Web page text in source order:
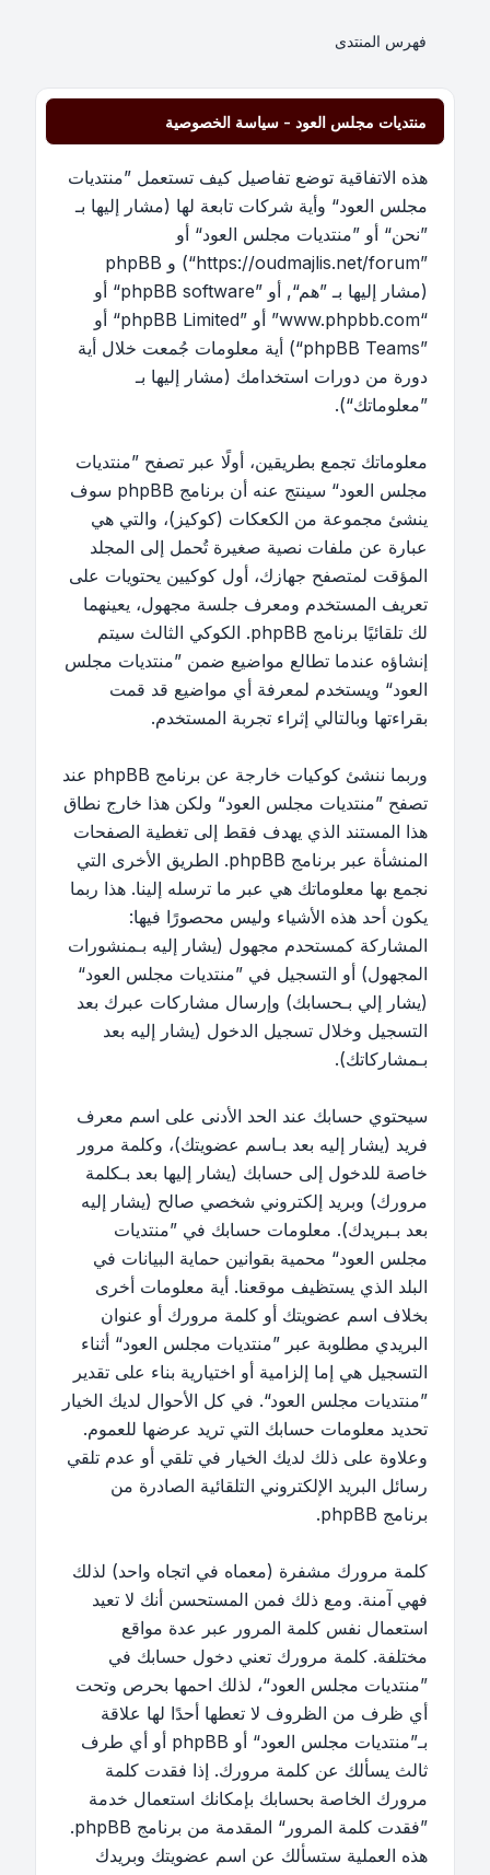
فهرس المنتدى
منتديات مجلس العود - سياسة الخصوصية
هذه الاتفاقية توضع تفاصيل كيف تستعمل ”منتديات
مجلس العود“ وأية شركات تابعة لها (مشار إليها بـ
”نحن“ أو ”منتديات مجلس العود“ أو
”https://oudmajlis.net/forum“) و phpBB
(مشار إليها بـ ”هم“, أو ”phpBB software“ أو
“www.phpbb.com” أو ”phpBB Limited“ أو
”phpBB Teams“) أية معلومات جُمعت خلال أية
دورة من دورات استخدامك (مشار إليها بـ
”معلوماتك“).
معلوماتك تجمع بطريقين، أولًا عبر تصفح ”منتديات
مجلس العود“ سينتج عنه أن برنامج phpBB سوف
ينشئ مجموعة من الكعكات (كوكيز)، والتي هي
عبارة عن ملفات نصية صغيرة تُحمل إلى المجلد
المؤقت لمتصفح جهازك، أول كوكيين يحتويات على
تعريف المستخدم ومعرف جلسة مجهول، يعينهما
لك تلقائيًا برنامج phpBB. الكوكي الثالث سيتم
إنشاؤه عندما تطالع مواضيع ضمن ”منتديات مجلس
العود“ ويستخدم لمعرفة أي مواضيع قد قمت
بقراءتها وبالتالي إثراء تجربة المستخدم.
وربما ننشئ كوكيات خارجة عن برنامج phpBB عند
تصفح ”منتديات مجلس العود“ ولكن هذا خارج نطاق
هذا المستند الذي يهدف فقط إلى تغطية الصفحات
المنشأة عبر برنامج phpBB. الطريق الأخرى التي
نجمع بها معلوماتك هي عبر ما ترسله إلينا. هذا ربما
يكون أحد هذه الأشياء وليس محصورًا فيها:
المشاركة كمستحدم مجهول (يشار إليه بـمنشورات
المجهول) أو التسجيل في ”منتديات مجلس العود“
(يشار إلي بـحسابك) وإرسال مشاركات عبرك بعد
التسجيل وخلال تسجيل الدخول (يشار إليه بعد
بـمشاركاتك).
سيحتوي حسابك عند الحد الأدنى على اسم معرف
فريد (يشار إليه بعد بـاسم عضويتك)، وكلمة مرور
خاصة للدخول إلى حسابك (يشار إليها بعد بـكلمة
مرورك) وبريد إلكتروني شخصي صالح (يشار إليه
بعد بـبريدك). معلومات حسابك في ”منتديات
مجلس العود“ محمية بقوانين حماية البيانات في
البلد الذي يستظيف موقعنا. أية معلومات أخرى
بخلاف اسم عضويتك أو كلمة مرورك أو عنوان
البريدي مطلوبة عبر ”منتديات مجلس العود“ أثناء
التسجيل هي إما إلزامية أو اختيارية بناء على تقدير
”منتديات مجلس العود“. في كل الأحوال لديك الخيار
تحديد معلومات حسابك التي تريد عرضها للعموم.
وعلاوة على ذلك لديك الخيار في تلقي أو عدم تلقي
رسائل البريد الإلكتروني التلقائية الصادرة من
برنامج phpBB.
كلمة مرورك مشفرة (معماه في اتجاه واحد) لذلك
فهي آمنة. ومع ذلك فمن المستحسن أنك لا تعيد
استعمال نفس كلمة المرور عبر عدة مواقع
مختلفة. كلمة مرورك تعني دخول حسابك في
”منتديات مجلس العود“، لذلك احمها بحرص وتحت
أي ظرف من الظروف لا تعطها أحدًا لها علاقة
بـ”منتديات مجلس العود“ أو phpBB أو أي طرف
ثالث يسألك عن كلمة مرورك. إذا فقدت كلمة
مرورك الخاصة بحسابك بإمكانك استعمال خدمة
”فقدت كلمة المرور“ المقدمة من برنامج phpBB.
هذه العملية ستسألك عن اسم عضويتك وبريدك